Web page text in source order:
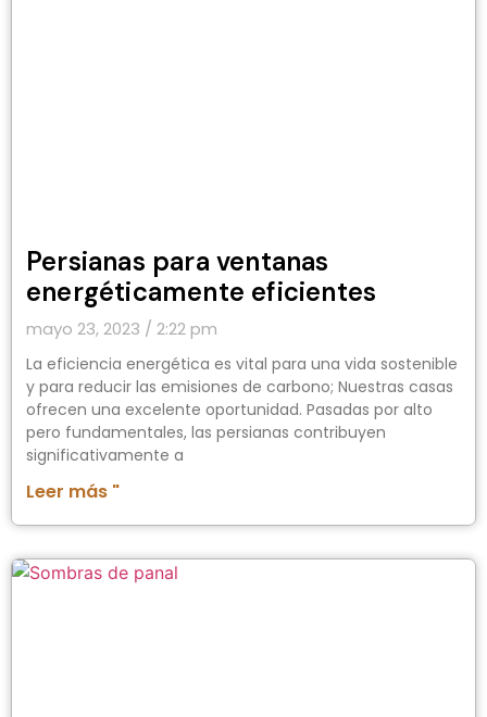
Persianas para ventanas
energéticamente eficientes
mayo 23, 2023 2:22 pm
La eficiencia energética es vital para una vida sostenible
y para reducir las emisiones de carbono; Nuestras casas
ofrecen una excelente oportunidad. Pasadas por alto
pero fundamentales, las persianas contribuyen
significativamente a
Leer más "